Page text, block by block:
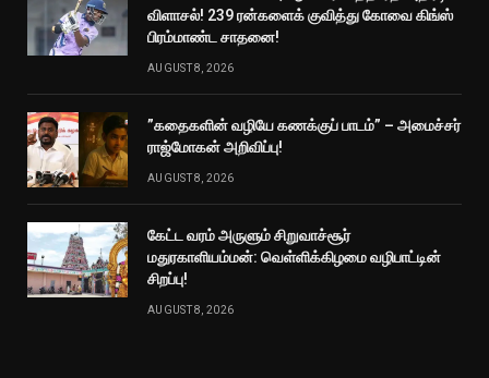
விளாசல்! 239 ரன்களைக் குவித்து கோவை கிங்ஸ்
பிரம்மாண்ட சாதனை!
AUGUST 8, 2026
”கதைகளின் வழியே கணக்குப் பாடம்” – அமைச்சர்
ராஜ்மோகன் அறிவிப்பு!
AUGUST 8, 2026
கேட்ட வரம் அருளும் சிறுவாச்சூர்
மதுரகாளியம்மன்: வெள்ளிக்கிழமை வழிபாட்டின்
சிறப்பு!
AUGUST 8, 2026